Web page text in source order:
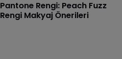
Pantone Rengi: Peach Fuzz
Rengi Makyaj Önerileri